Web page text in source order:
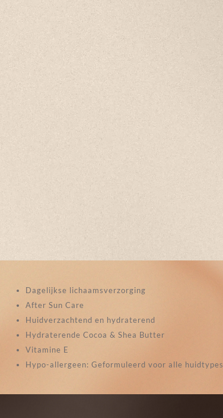
Dagelijkse lichaamsverzorging
After Sun Care
Huidverzachtend en hydraterend
Hydraterende Cocoa & Shea Butter
Vitamine E
Hypo-allergeen: Geformuleerd voor alle huidtypes